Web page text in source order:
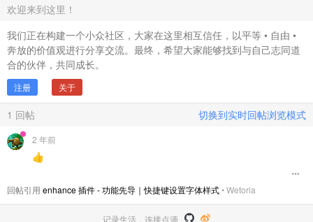
欢迎来到这里！
我们正在构建一个小众社区，大家在这里相互信任，以平等 • 自由 •
奔放的价值观进行分享交流。最终，希望大家能够找到与自己志同道
合的伙伴，共同成长。
注册 关于
1 回帖 切换到实时回帖浏览模式
2 年前
👍
回帖引用 enhance 插件 - 功能先导｜快捷键设置字体样式•Wetoria
记录生活，连接点滴